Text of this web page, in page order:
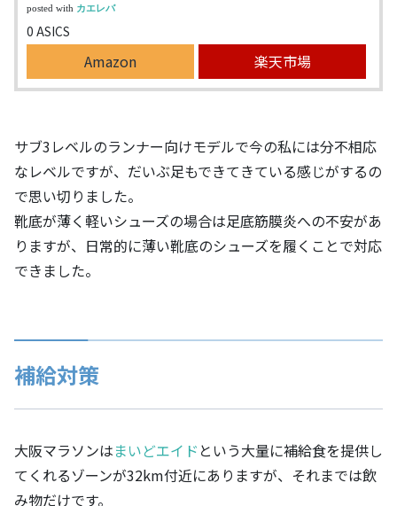
posted with カエレバ
0 ASICS
Amazon 楽天市場
サブ3レベルのランナー向けモデルで今の私には分不相応
なレベルですが、だいぶ足もできてきている感じがするの
で思い切りました。
靴底が薄く軽いシューズの場合は足底筋膜炎への不安があ
りますが、日常的に薄い靴底のシューズを履くことで対応
できました。
補給対策
大阪マラソンはまいどエイド という大量に補給食を提供し
てくれるゾーンが32km付近にありますが、それまでは飲
み物だけです。